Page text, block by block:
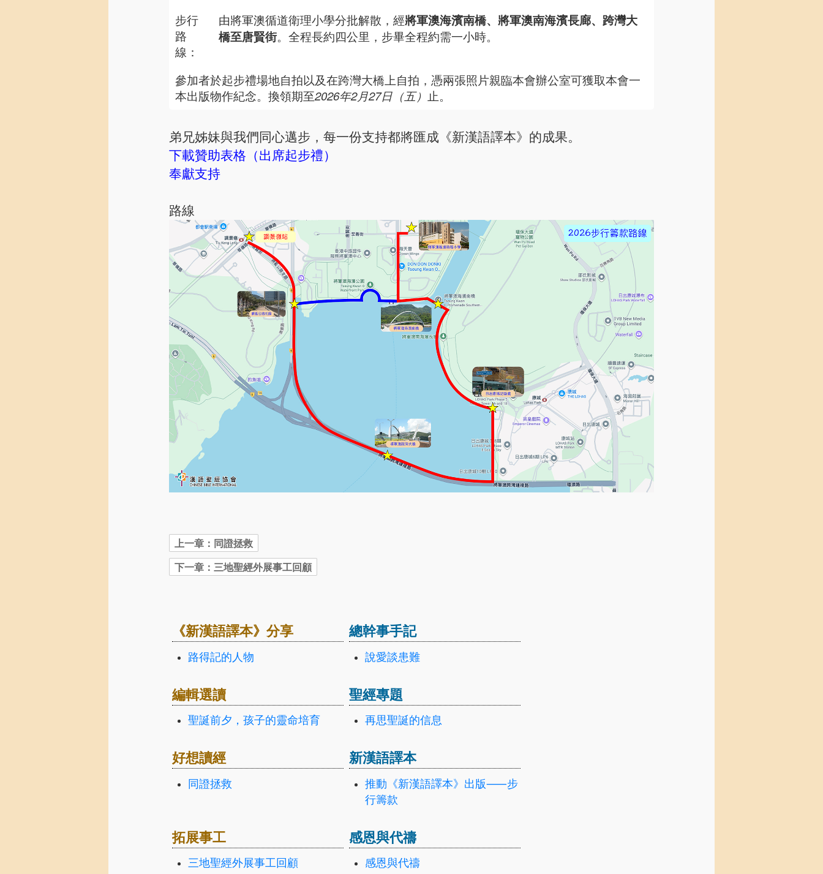
步行
路
線：
由將軍澳循道衛理小學分批解散，經將軍澳海濱南橋、將軍澳南海濱長廊、跨灣大
橋至唐賢街。全程長約四公里，步畢全程約需一小時。
參加者於起步禮場地自拍以及在跨灣大橋上自拍，憑兩張照片親臨本會辦公室可獲取本會一
本出版物作紀念。換領期至2026年2月27日（五） 止。
弟兄姊妹與我們同心邁步，每一份支持都將匯成《新漢語譯本》的成果。
下載贊助表格（出席起步禮）
奉獻支持
路線
《新漢語譯本》分享
路得記的人物
總幹事手記
說愛談患難
編輯選讀
聖誕前夕，孩子的靈命培育
聖經專題
再思聖誕的信息
好想讀經
同證拯救
新漢語譯本
推動《新漢語譯本》出版⸺步
行籌款
拓展事工
三地聖經外展事工回顧
感恩與代禱
感恩與代禱